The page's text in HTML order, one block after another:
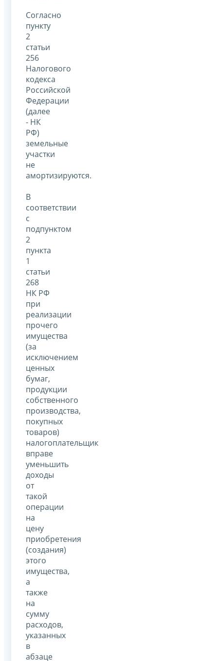
Согласно
пункту
2
статьи
256
Налогового
кодекса
Российской
Федерации
(далее
- НК
РФ)
земельные
участки
не
амортизируются.
В
соответствии
с
подпунктом
2
пункта
1
статьи
268
НК РФ
при
реализации
прочего
имущества
(за
исключением
ценных
бумаг,
продукции
собственного
производства,
покупных
товаров)
налогоплательщик
вправе
уменьшить
доходы
от
такой
операции
на
цену
приобретения
(создания)
этого
имущества,
а
также
на
сумму
расходов,
указанных
в
абзаце